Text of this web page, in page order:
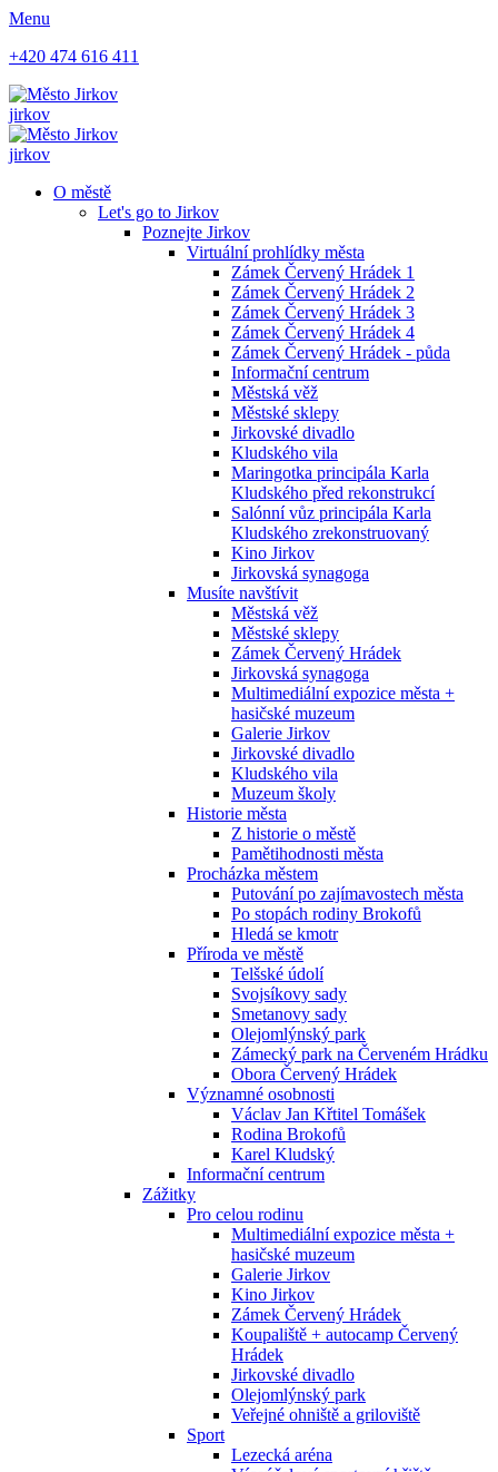
Menu
+420 474 616 411
jirkov
jirkov
O městě
Let's go to Jirkov
Poznejte Jirkov
Virtuální prohlídky města
Zámek Červený Hrádek 1
Zámek Červený Hrádek 2
Zámek Červený Hrádek 3
Zámek Červený Hrádek 4
Zámek Červený Hrádek - půda
Informační centrum
Městská věž
Městské sklepy
Jirkovské divadlo
Kludského vila
Maringotka principála Karla
Kludského před rekonstrukcí
Salónní vůz principála Karla
Kludského zrekonstruovaný
Kino Jirkov
Jirkovská synagoga
Musíte navštívit
Městská věž
Městské sklepy
Zámek Červený Hrádek
Jirkovská synagoga
Multimediální expozice města +
hasičské muzeum
Galerie Jirkov
Jirkovské divadlo
Kludského vila
Muzeum školy
Historie města
Z historie o městě
Pamětihodnosti města
Procházka městem
Putování po zajímavostech města
Po stopách rodiny Brokofů
Hledá se kmotr
Příroda ve městě
Telšské údolí
Svojsíkovy sady
Smetanovy sady
Olejomlýnský park
Zámecký park na Červeném Hrádku
Obora Červený Hrádek
Významné osobnosti
Václav Jan Křtitel Tomášek
Rodina Brokofů
Karel Kludský
Informační centrum
Zážitky
Pro celou rodinu
Multimediální expozice města +
hasičské muzeum
Galerie Jirkov
Kino Jirkov
Zámek Červený Hrádek
Koupaliště + autocamp Červený
Hrádek
Jirkovské divadlo
Olejomlýnský park
Veřejné ohniště a griloviště
Sport
Lezecká aréna